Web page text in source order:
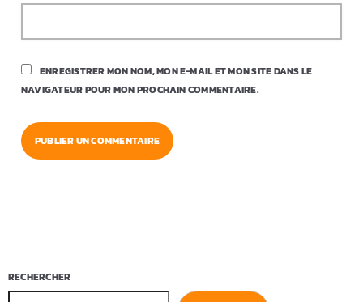
ENREGISTRER MON NOM, MON E-MAIL ET MON SITE DANS LE
NAVIGATEUR POUR MON PROCHAIN COMMENTAIRE.
RECHERCHER